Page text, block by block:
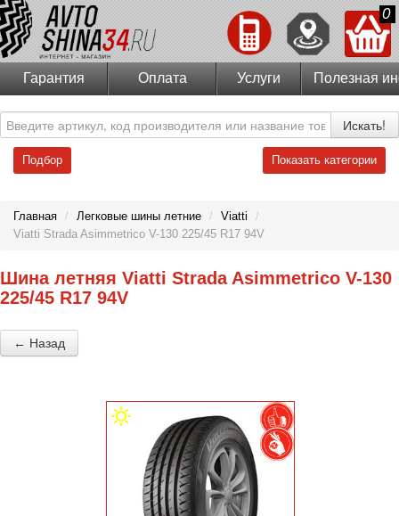
0
Гарантия Оплата Услуги Полезная
Искать!
Подбор Показать категории
Главная / Легковые шины летние / Viatti
/
Viatti Strada Asimmetrico V-130 225/45 R17 94V
Шина летняя Viatti Strada Asimmetrico V-130
225/45 R17 94V
← Назад